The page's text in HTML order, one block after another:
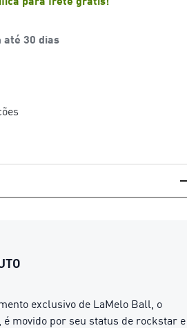
até 30 dias
exclusivo de LaMelo Ball, o
é movido por seu status de rockstar e